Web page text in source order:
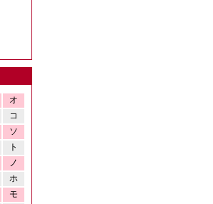
オ
コ
ソ
ト
ノ
ホ
モ